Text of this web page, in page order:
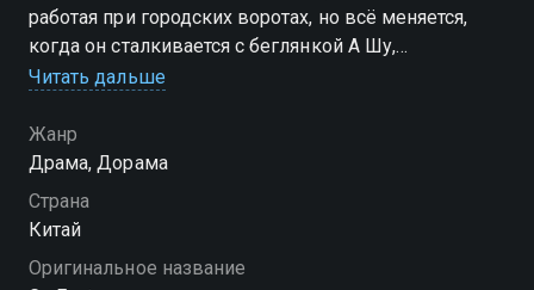
работая при городских воротах, но всё меняется,
когда он сталкивается с беглянкой А Шу,
пытающейся проникнуть в город.
Посмотреть онлайн 1 сезон сериала Летопись
королей Западного края вы можете совершенно
бесплатно в хорошем HD качестве на Смотрёшке
Читать дальше
Жанр
Драма, Дорама
Страна
Китай
Оригинальное название